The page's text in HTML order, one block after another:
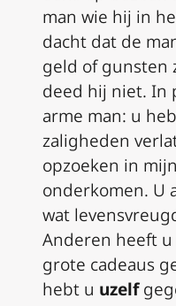
man wie hij in
dacht dat de
geld of gunsten
deed hij niet. In
arme man: u
zaligheden
opzoeken in
onderkomen. U
wat
Anderen heeft u
grote cadeaus
hebt u uzelf